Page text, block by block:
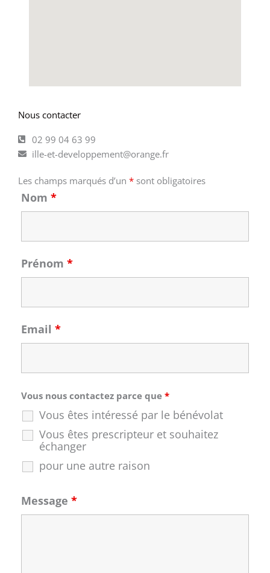
Nous contacter
02 99 04 63 99
ille-et-developpement@orange.fr
Les champs marqués d’un * sont obligatoires
Nom *
Prénom *
Email *
Vous nous contactez parce que *
Vous êtes intéressé par le bénévolat
Vous êtes prescripteur et souhaitez
échanger
pour une autre raison
Message *